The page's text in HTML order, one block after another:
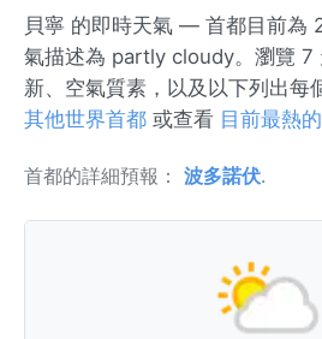
貝寧 的即時天氣 — 首都目前為
氣描述為 partly cloudy。瀏覽 7
新、空氣質素，以及以下列出每
其他世界首都 或查看 目前最熱
首都的詳細預報： 波多諾伏.